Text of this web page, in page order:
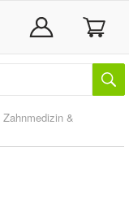
Zahnmedizin &